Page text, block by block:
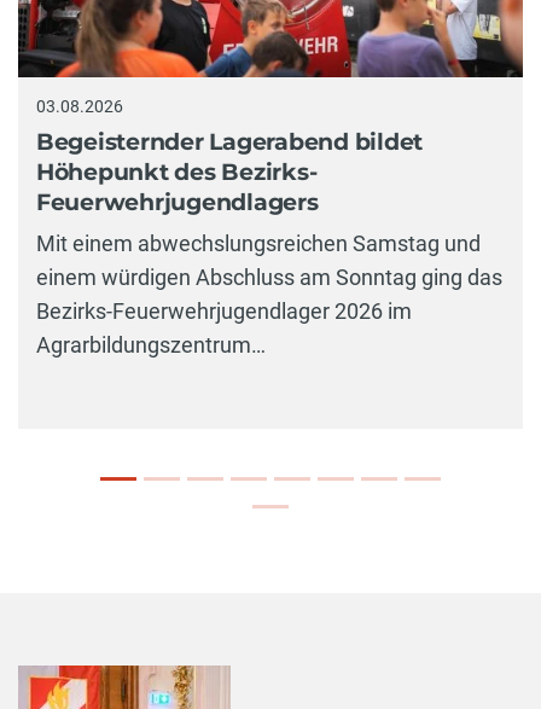
03.08.2026
Begeisternder Lagerabend bildet
Höhepunkt des Bezirks-
Feuerwehrjugendlagers
Mit einem abwechslungsreichen Samstag und
einem würdigen Abschluss am Sonntag ging das
Bezirks-Feuerwehrjugendlager 2026 im
Agrarbildungszentrum…